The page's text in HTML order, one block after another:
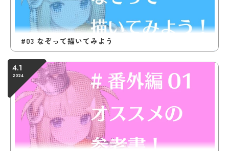
#03 なぞって描いてみよう
4.1
2024